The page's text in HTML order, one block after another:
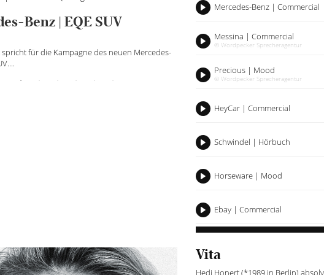
Benz | EQE SUV
für die Kampagne des neuen Mercedes-
Gliss Aqua Revive |
Hedi Honert ist die Stimme der neuen
Play
Mercedes-Benz | Commercial
Play
Messina | Commercial
© Wordpecker Sprecheragentur
Play
Precious | Mood
© Wordpecker Sprecheragentur
Play
HeyCar | Commercial
Play
Schwindel | Hörbuch
Play
Horseware | Mood
Play
Ebay | Commercial
Vita
Hedi Honert (*1989 in Berlin)